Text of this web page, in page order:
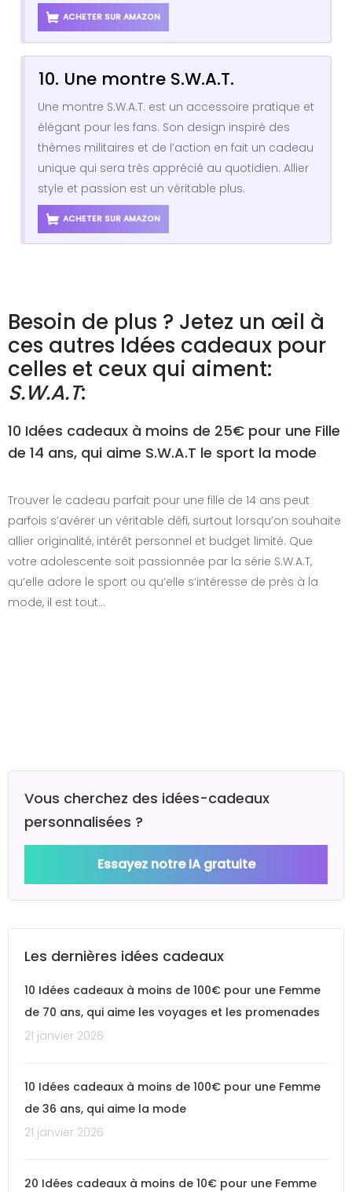
ACHETER SUR AMAZON
10. Une montre S.W.A.T.
Une montre S.W.A.T. est un accessoire pratique et
élégant pour les fans. Son design inspiré des
thèmes militaires et de l’action en fait un cadeau
unique qui sera très apprécié au quotidien. Allier
style et passion est un véritable plus.
ACHETER SUR AMAZON
Besoin de plus ? Jetez un œil à
ces autres Idées cadeaux pour
celles et ceux qui aiment:
S.W.A.T:
10 Idées cadeaux à moins de 25€ pour une Fille
de 14 ans, qui aime S.W.A.T le sport la mode
Trouver le cadeau parfait pour une fille de 14 ans peut
parfois s’avérer un véritable défi, surtout lorsqu’on souhaite
allier originalité, intérêt personnel et budget limité. Que
votre adolescente soit passionnée par la série S.W.A.T,
qu’elle adore le sport ou qu’elle s’intéresse de près à la
mode, il est tout…
Vous cherchez des idées-cadeaux
personnalisées ?
Essayez notre IA gratuite
Les dernières idées cadeaux
10 Idées cadeaux à moins de 100€ pour une Femme
de 70 ans, qui aime les voyages et les promenades
21 janvier 2026
10 Idées cadeaux à moins de 100€ pour une Femme
de 36 ans, qui aime la mode
21 janvier 2026
20 Idées cadeaux à moins de 10€ pour une Femme